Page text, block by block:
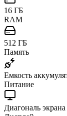
16 ГБ
RAM
512 ГБ
Память
Емкость
Питание
Диагональ экрана